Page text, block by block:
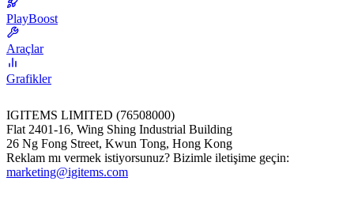
PlayBoost
Araçlar
Grafikler
IGITEMS LIMITED (76508000)
Flat 2401-16, Wing Shing Industrial Building
26 Ng Fong Street, Kwun Tong, Hong Kong
Reklam mı vermek istiyorsunuz? Bizimle iletişime geçin:
marketing@igitems.com